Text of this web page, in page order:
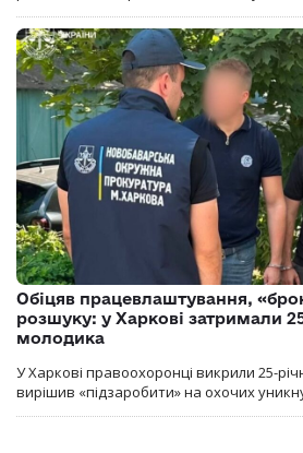
Обіцяв працевлаштування,
розшуку: у Харкові затримали
молодика
У Харкові правоохоронці викрили 25-
вирішив «підзаробити» на охочих